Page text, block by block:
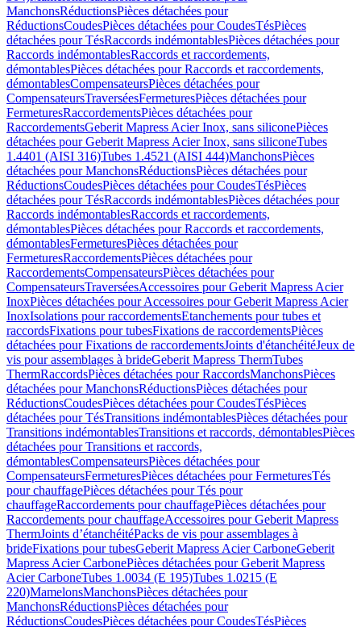
ManchonsRéductionsPièces détachées pour
RéductionsCoudesPièces détachées pour CoudesTésPièces
détachées pour TésRaccords indémontablesPièces détachées pour
Raccords indémontablesRaccords et raccordements,
démontablesPièces détachées pour Raccords et raccordements,
démontablesCompensateursPièces détachées pour
CompensateursTraverséesFermeturesPièces détachées pour
FermeturesRaccordementsPièces détachées pour
RaccordementsGeberit Mapress Acier Inox, sans siliconePièces
détachées pour Geberit Mapress Acier Inox, sans siliconeTubes
1.4401 (AISI 316)Tubes 1.4521 (AISI 444)ManchonsPièces
détachées pour ManchonsRéductionsPièces détachées pour
RéductionsCoudesPièces détachées pour CoudesTésPièces
détachées pour TésRaccords indémontablesPièces détachées pour
Raccords indémontablesRaccords et raccordements,
démontablesPièces détachées pour Raccords et raccordements,
démontablesFermeturesPièces détachées pour
FermeturesRaccordementsPièces détachées pour
RaccordementsCompensateursPièces détachées pour
CompensateursTraverséesAccessoires pour Geberit Mapress Acier
InoxPièces détachées pour Accessoires pour Geberit Mapress Acier
InoxIsolations pour raccordementsEtanchements pour tubes et
raccordsFixations pour tubesFixations de raccordementsPièces
détachées pour Fixations de raccordementsJoints d'étanchéitéJeux de
vis pour assemblages à brideGeberit Mapress ThermTubes
ThermRaccordsPièces détachées pour RaccordsManchonsPièces
détachées pour ManchonsRéductionsPièces détachées pour
RéductionsCoudesPièces détachées pour CoudesTésPièces
détachées pour TésTransitions indémontablesPièces détachées pour
Transitions indémontablesTransitions et raccords, démontablesPièces
détachées pour Transitions et raccords,
démontablesCompensateursPièces détachées pour
CompensateursFermeturesPièces détachées pour FermeturesTés
pour chauffagePièces détachées pour Tés pour
chauffageRaccordements pour chauffagePièces détachées pour
Raccordements pour chauffageAccessoires pour Geberit Mapress
ThermJoints d’étanchéitéPacks de vis pour assemblages à
brideFixations pour tubesGeberit Mapress Acier CarboneGeberit
Mapress Acier CarbonePièces détachées pour Geberit Mapress
Acier CarboneTubes 1.0034 (E 195)Tubes 1.0215 (E
220)MamelonsManchonsPièces détachées pour
ManchonsRéductionsPièces détachées pour
RéductionsCoudesPièces détachées pour CoudesTésPièces